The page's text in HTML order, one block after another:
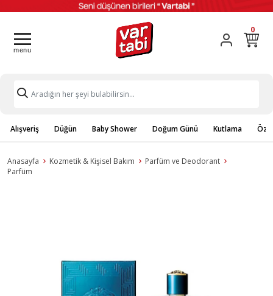
0
Alışveriş Düğün Baby Shower Doğum Günü Kutlama
Anasayfa Kozmetik & Kişisel Bakım
Parfüm ve Deodorant
Parfüm